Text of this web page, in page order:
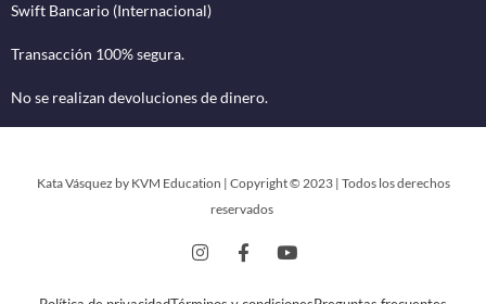
Swift Bancario (Internacional)
Transacción 100% segura.
No se realizan devoluciones de dinero.
Kata Vásquez by KVM Education | Copyright © 2023 | Todos los derechos
reservados